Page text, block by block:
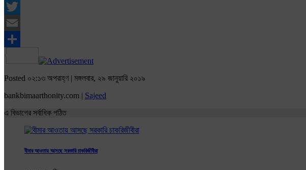
Facebook
Twitter
Email
Share
Posted ০২:১৩ অপরাহ্ণ | মঙ্গলবার, ২৯ জানুয়ারি ২০১৯
bankbimaarthonity.com | Sajeed
এ বিভাগের সর্বাধিক পঠিত
বীমার আওতায় আসছে সরকারি চাকরিজীবীরা